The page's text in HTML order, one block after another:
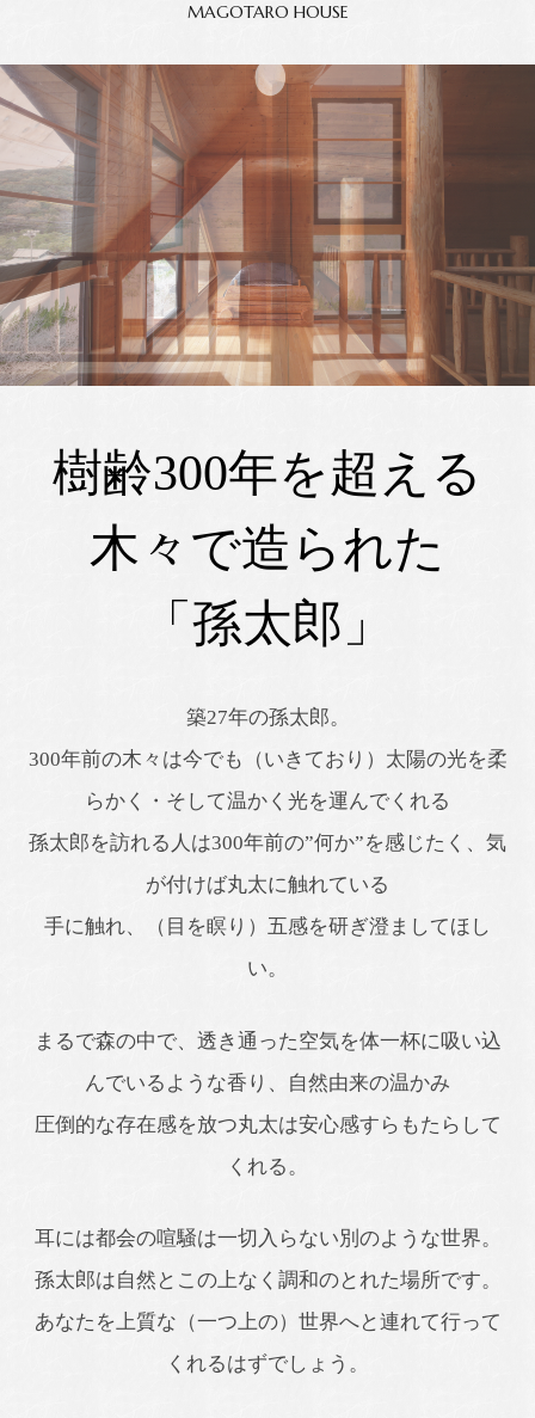
MAGOTARO HOUSE
樹齢300年を超える
木々で造られた
「孫太郎」
築27年の孫太郎。
300年前の木々は今でも（いきており）太陽の光を柔
らかく・そして温かく光を運んでくれる
孫太郎を訪れる人は300年前の”何か”を感じたく、気
が付けば丸太に触れている
手に触れ、（目を瞑り）五感を研ぎ澄ましてほし
い。
まるで森の中で、透き通った空気を体一杯に吸い込
んでいるような香り、自然由来の温かみ
圧倒的な存在感を放つ丸太は安心感すらもたらして
くれる。
耳には都会の喧騒は一切入らない別のような世界。
孫太郎は自然とこの上なく調和のとれた場所です。
あなたを上質な（一つ上の）世界へと連れて行って
くれるはずでしょう。